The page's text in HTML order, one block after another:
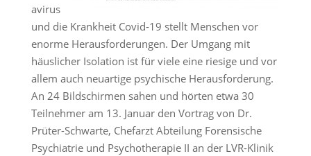
avirus
und die Krankheit Covid-19 stellt Menschen vor
enorme Herausforderungen. Der Umgang mit
häuslicher Isolation ist für viele eine riesige und vor
allem auch neuartige psychische Herausforderung.
An 24 Bildschirmen sahen und hörten etwa 30
Teilnehmer am 13. Januar den Vortrag von Dr.
Prüter-Schwarte, Chefarzt Abteilung Forensische
Psychiatrie und Psychotherapie II an der LVR-Klinik